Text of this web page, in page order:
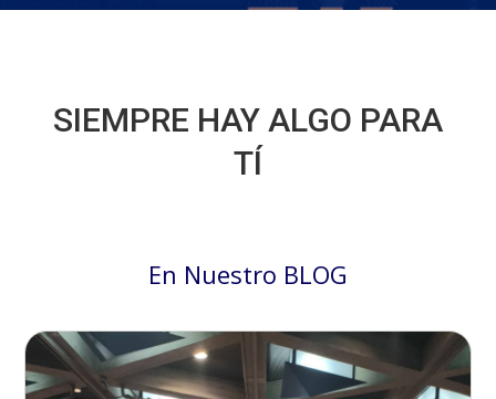
SIEMPRE HAY ALGO PARA
TÍ
En Nuestro BLOG